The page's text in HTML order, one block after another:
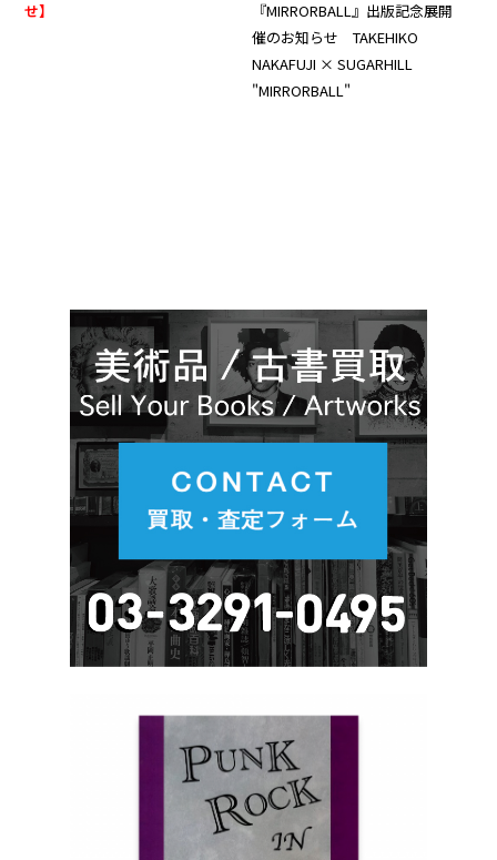
せ】
『MIRRORBALL』出版記念展開
催のお知らせ TAKEHIKO
NAKAFUJI × SUGARHILL
"MIRRORBALL"